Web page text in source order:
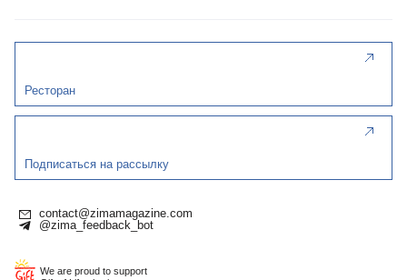
Ресторан
Подписаться на рассылку
contact@zimamagazine.com
@zima_feedback_bot
We are proud to support